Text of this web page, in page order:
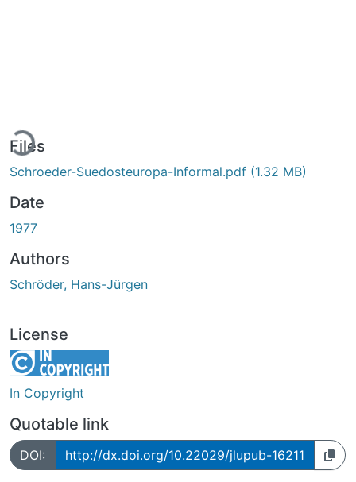
Files
Schroeder-Suedosteuropa-Informal.pdf (1.32 MB)
Date
1977
Authors
Schröder, Hans-Jürgen
License
In Copyright
Quotable link
DOI: http://dx.doi.org/10.22029/jlupub-16211